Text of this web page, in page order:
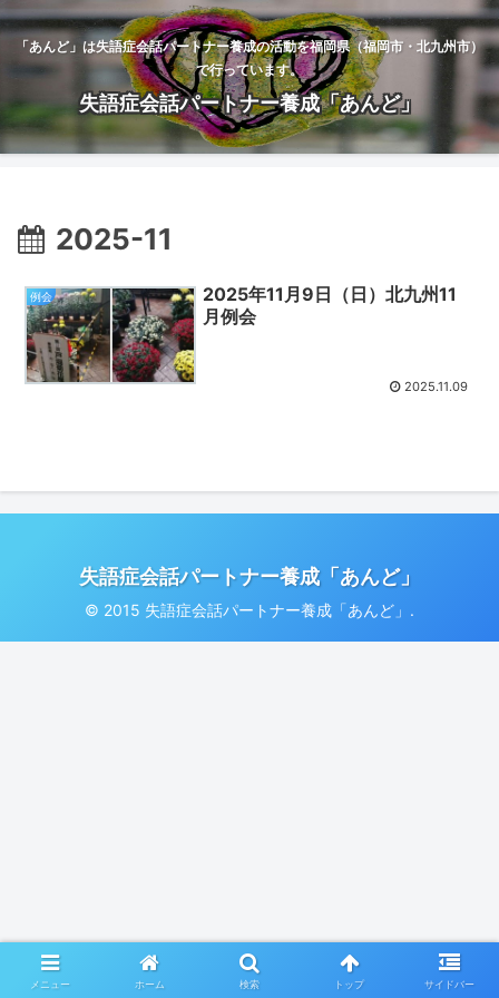
「あんど」は失語症会話パートナー養成の活動を福岡県（福岡市・北九州市）
で行っています。
失語症会話パートナー養成「あんど」
2025-11
例会
2025年11月9日（日）北九州11
月例会
2025.11.09
失語症会話パートナー養成「あんど」
© 2015 失語症会話パートナー養成「あんど」.
メニュー ホーム 検索 トップ サイドバー